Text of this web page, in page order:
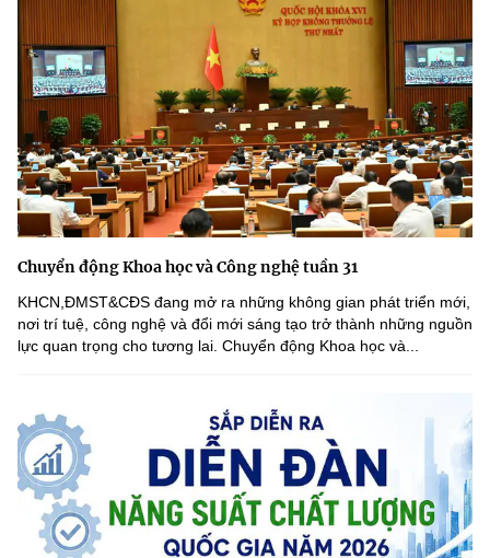
Chuyển động Khoa học và Công nghệ tuần 31
KHCN,ĐMST&CĐS đang mở ra những không gian phát triển mới,
nơi trí tuệ, công nghệ và đổi mới sáng tạo trở thành những nguồn
lực quan trọng cho tương lai. Chuyển động Khoa học và...